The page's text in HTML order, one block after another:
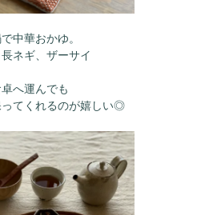
中華おかゆ。
ネギ、ザーサイ
へ運んでも
てくれるのが嬉しい◎